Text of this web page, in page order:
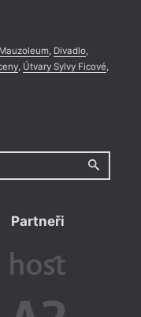
Mauzoleum, Divadlo,
, Útvary Sylvy Ficové,
Partneři